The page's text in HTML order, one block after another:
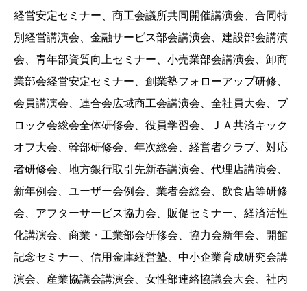
経営安定セミナー、商工会議所共同開催講演会、合同特
別経営講演会、金融サービス部会講演会、建設部会講演
会、青年部資質向上セミナー、小売業部会講演会、卸商
業部会経営安定セミナー、創業塾フォローアップ研修、
会員講演会、連合会広域商工会講演会、全社員大会、ブ
ロック会総会全体研修会、役員学習会、ＪＡ共済キック
オフ大会、幹部研修会、年次総会、経営者クラブ、対応
者研修会、地方銀行取引先新春講演会、代理店講演会、
新年例会、ユーザー会例会、業者会総会、飲食店等研修
会、アフターサービス協力会、販促セミナー、経済活性
化講演会、商業・工業部会研修会、協力会新年会、開館
記念セミナー、信用金庫経営塾、中小企業育成研究会講
演会、産業協議会講演会、女性部連絡協議会大会、社内